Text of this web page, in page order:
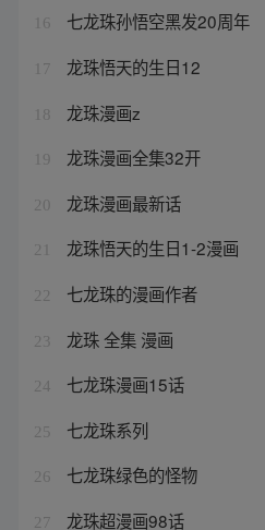
16 七龙珠孙悟空黑发20周年
17 龙珠悟天的生日12
18 龙珠漫画z
19 龙珠漫画全集32开
20 龙珠漫画最新话
21 龙珠悟天的生日1-2漫画
22 七龙珠的漫画作者
23 龙珠 全集 漫画
24 七龙珠漫画15话
25 七龙珠系列
26 七龙珠绿色的怪物
27 龙珠超漫画98话